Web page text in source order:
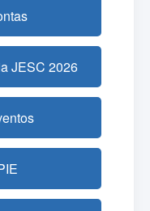
JESC 2026